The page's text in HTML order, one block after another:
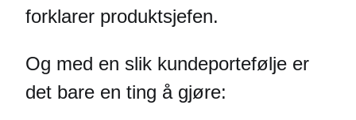
forklarer produktsjefen.
Og med en slik kundeportefølje er
det bare en ting å gjøre: